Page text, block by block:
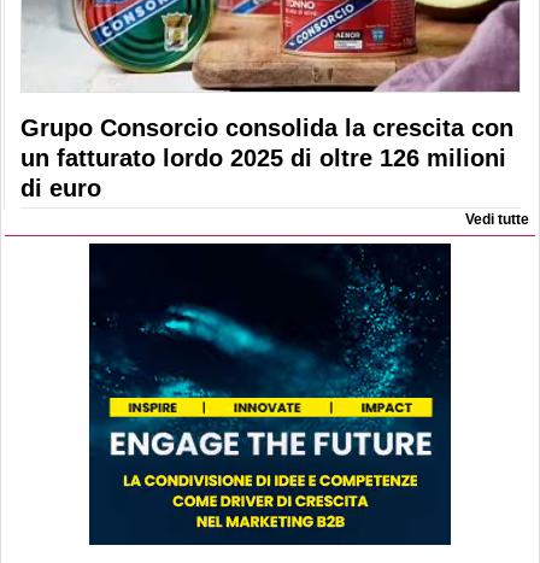
Grupo Consorcio consolida la crescita con
un fatturato lordo 2025 di oltre 126 milioni
di euro
Vedi tutte